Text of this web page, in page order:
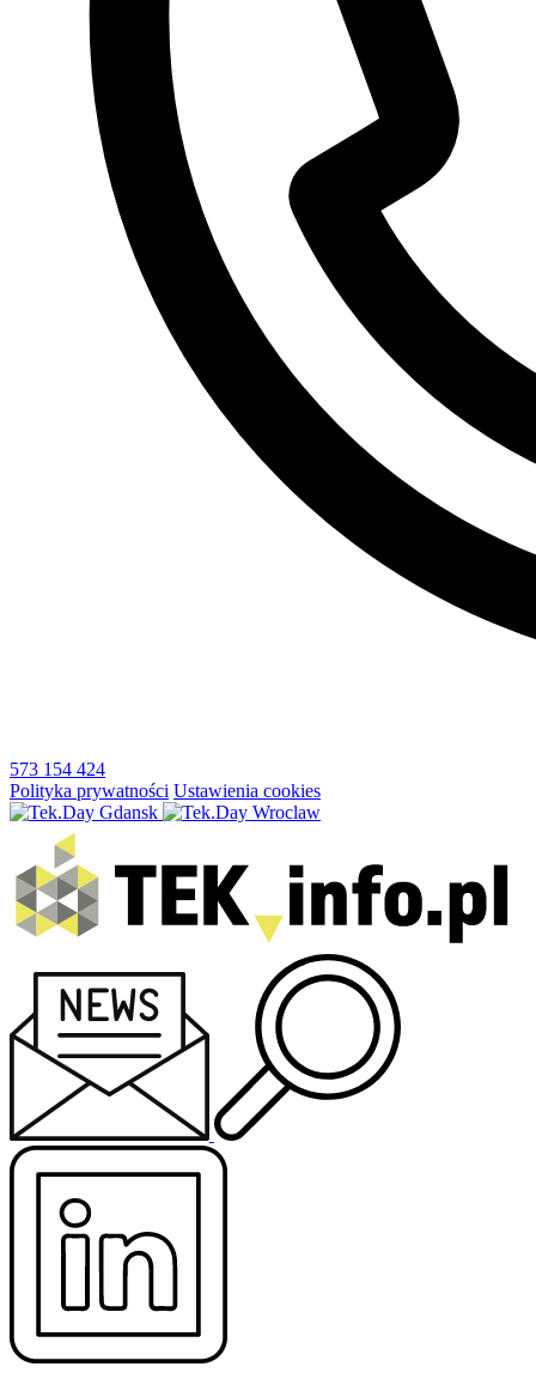
573 154 424
Polityka prywatności Ustawienia cookies